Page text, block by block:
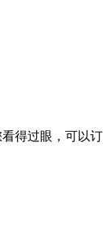
得过眼，可以订